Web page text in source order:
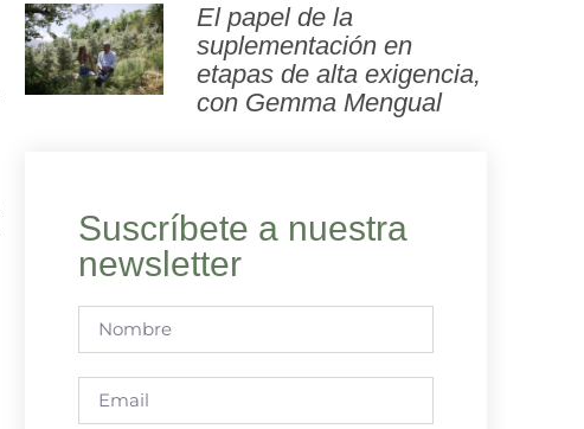
El papel de la
suplementación en
etapas de alta exigencia,
con Gemma Mengual
Suscríbete a nuestra
newsletter